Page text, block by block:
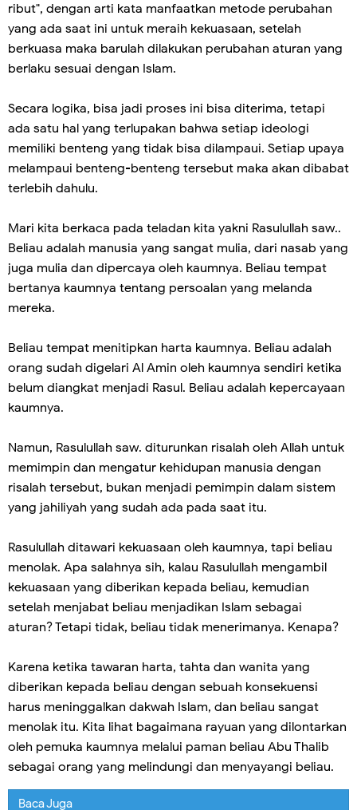
ribut", dengan arti kata manfaatkan metode perubahan
yang ada saat ini untuk meraih kekuasaan, setelah
berkuasa maka barulah dilakukan perubahan aturan yang
berlaku sesuai dengan Islam.
Secara logika, bisa jadi proses ini bisa diterima, tetapi
ada satu hal yang terlupakan bahwa setiap ideologi
memiliki benteng yang tidak bisa dilampaui. Setiap upaya
melampaui benteng-benteng tersebut maka akan dibabat
terlebih dahulu.
Mari kita berkaca pada teladan kita yakni Rasulullah saw..
Beliau adalah manusia yang sangat mulia, dari nasab yang
juga mulia dan dipercaya oleh kaumnya. Beliau tempat
bertanya kaumnya tentang persoalan yang melanda
mereka.
Beliau tempat menitipkan harta kaumnya. Beliau adalah
orang sudah digelari Al Amin oleh kaumnya sendiri ketika
belum diangkat menjadi Rasul. Beliau adalah kepercayaan
kaumnya.
Namun, Rasulullah saw. diturunkan risalah oleh Allah untuk
memimpin dan mengatur kehidupan manusia dengan
risalah tersebut, bukan menjadi pemimpin dalam sistem
yang jahiliyah yang sudah ada pada saat itu.
Rasulullah ditawari kekuasaan oleh kaumnya, tapi beliau
menolak. Apa salahnya sih, kalau Rasulullah mengambil
kekuasaan yang diberikan kepada beliau, kemudian
setelah menjabat beliau menjadikan Islam sebagai
aturan? Tetapi tidak, beliau tidak menerimanya. Kenapa?
Karena ketika tawaran harta, tahta dan wanita yang
diberikan kepada beliau dengan sebuah konsekuensi
harus meninggalkan dakwah Islam, dan beliau sangat
menolak itu. Kita lihat bagaimana rayuan yang dilontarkan
oleh pemuka kaumnya melalui paman beliau Abu Thalib
sebagai orang yang melindungi dan menyayangi beliau.
Baca Juga